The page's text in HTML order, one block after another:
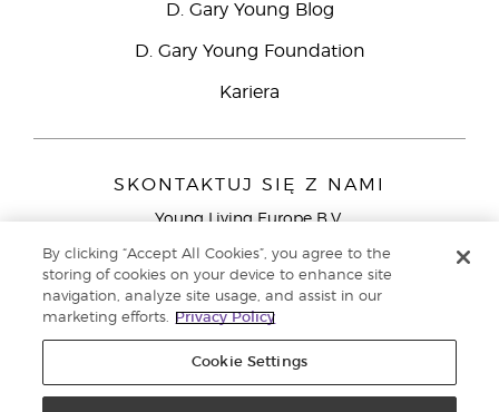
D. Gary Young Blog
D. Gary Young Foundation
Kariera
SKONTAKTUJ SIĘ Z NAMI
Young Living Europe B.V.
9727 AJ Groningen
Young Living Europe Ltd - Europejska siedziba
główna:+44 (0) 20 3935 9000
By clicking “Accept All Cookies”, you agree to the
storing of cookies on your device to enhance site
navigation, analyze site usage, and assist in our
marketing efforts.
Privacy Policy
Cookie Settings